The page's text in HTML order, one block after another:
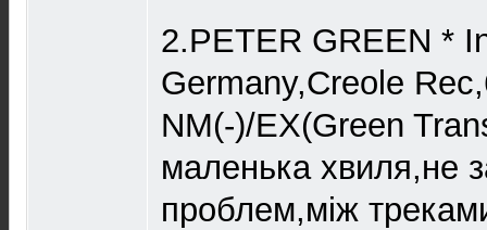
2.PETER GREEN *
Germany,Creole
NM(-)/EX(Green
маленька хвиля,не
проблем,між